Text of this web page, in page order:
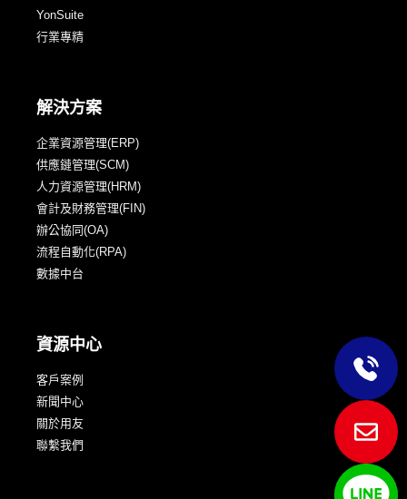
YonSuite
行業專精
解決方案
企業資源管理(ERP)
供應鏈管理(SCM)
人力資源管理(HRM)
會計及財務管理(FIN)
辦公協同(OA)
流程自動化(RPA)
數據中台
資源中心
客戶案例
新聞中心
關於用友
聯繫我們